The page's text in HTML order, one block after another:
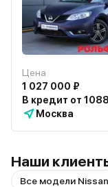
Цена
1 027 000 ₽
В кредит от
Москва
Наши
Все модели Nissan